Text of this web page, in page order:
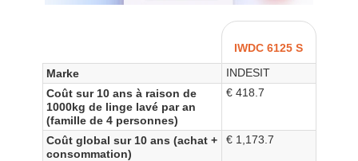
IWDC 6125 S
Marke
INDESIT
Coût sur 10 ans à raison de
1000kg de linge lavé par an
(famille de 4 personnes)
€ 418.7
Coût global sur 10 ans (achat +
consommation)
€ 1,173.7